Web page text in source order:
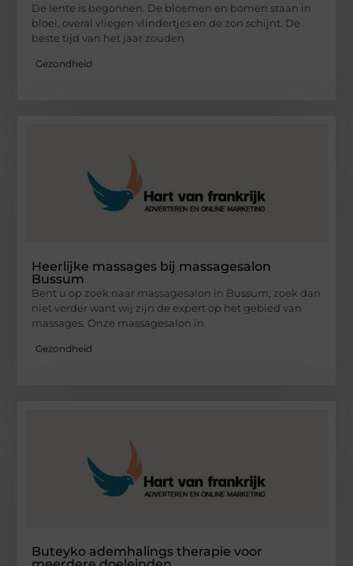
De lente is begonnen. De bloemen en bomen staan in
bloei, overal vliegen vlindertjes en de zon schijnt. De
beste tijd van het jaar zouden
Gezondheid
Heerlijke massages bij massagesalon
Bussum
Bent u op zoek naar massagesalon in Bussum, zoek dan
niet verder want wij zijn de expert op het gebied van
massages. Onze massagesalon in
Gezondheid
Buteyko ademhalings therapie voor